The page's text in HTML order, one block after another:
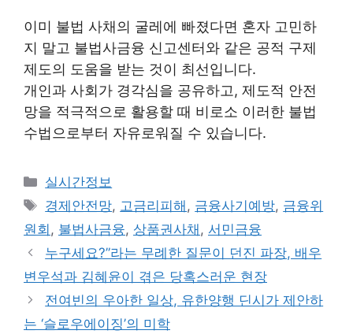
이미 불법 사채의 굴레에 빠졌다면 혼자 고민하
지 말고 불법사금융 신고센터와 같은 공적 구제
제도의 도움을 받는 것이 최선입니다.
개인과 사회가 경각심을 공유하고, 제도적 안전
망을 적극적으로 활용할 때 비로소 이러한 불법
수법으로부터 자유로워질 수 있습니다.
Categories
실시간정보
Tags
경제안전망, 고금리피해 , 금융사기예방, 금융위
원회 , 불법사금융, 상품권사채 , 서민금융
누구세요?”라는 무례한 질문이 던진 파장, 배우
변우석과 김혜윤이 겪은 당혹스러운 현장
전여빈의 우아한 일상, 유한양행 딘시가 제안하
는 ‘슬로우에이징’의 미학